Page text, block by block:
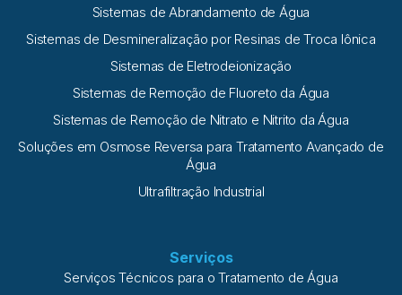
Sistemas de Abrandamento de Água
Sistemas de Desmineralização por Resinas de Troca Iônica
Sistemas de Eletrodeionização
Sistemas de Remoção de Fluoreto da Água
Sistemas de Remoção de Nitrato e Nitrito da Água
Soluções em Osmose Reversa para Tratamento Avançado de
Água
Ultrafiltração Industrial
Serviços
Serviços Técnicos para o Tratamento de Água